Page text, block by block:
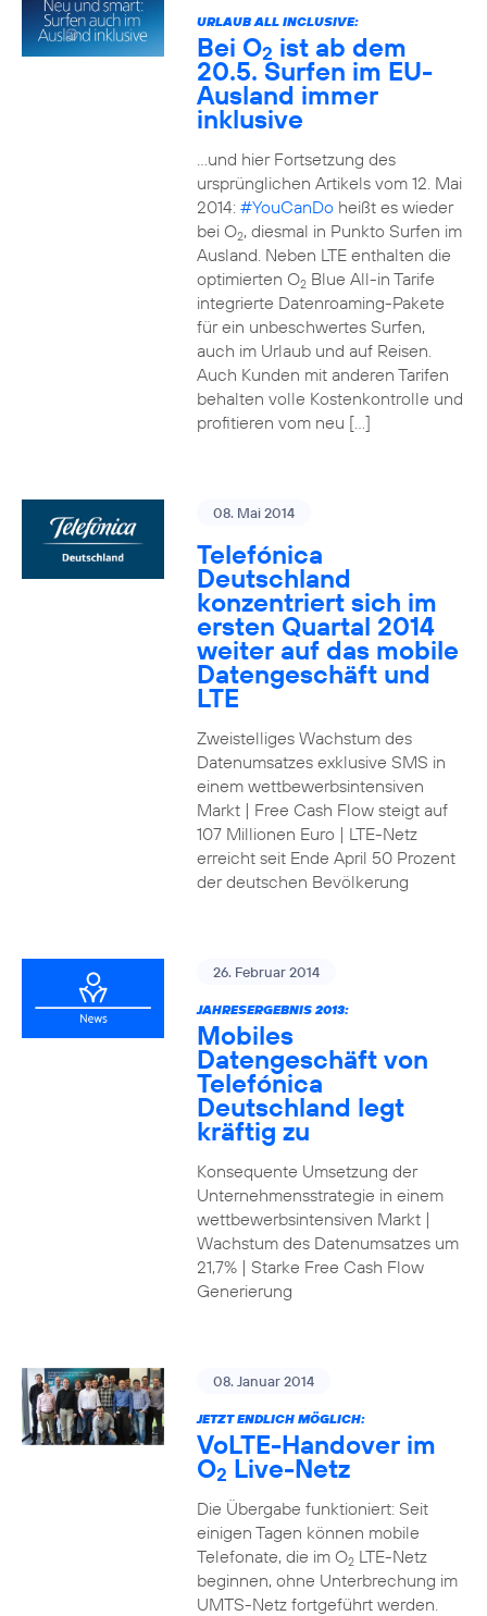
URLAUB ALL INCLUSIVE:
Bei O2 ist ab dem
20.5. Surfen im EU-
Ausland immer
inklusive
…und hier Fortsetzung des
ursprünglichen Artikels vom 12. Mai
2014: #YouCanDoheißt es wieder
bei O2, diesmal in Punkto Surfen im
Ausland. Neben LTE enthalten die
optimierten O2Blue All-in Tarife
integrierte Datenroaming-Pakete
für ein unbeschwertes Surfen,
auch im Urlaub und auf Reisen.
Auch Kunden mit anderen Tarifen
behalten volle Kostenkontrolle und
profitieren vom neu […]
08. Mai 2014
Telefónica
Deutschland
konzentriert sich im
ersten Quartal 2014
weiter auf das mobile
Datengeschäft und
LTE
Zweistelliges Wachstum des
Datenumsatzes exklusive SMS in
einem wettbewerbsintensiven
Markt | Free Cash Flow steigt auf
107 Millionen Euro | LTE-Netz
erreicht seit Ende April 50 Prozent
der deutschen Bevölkerung
26. Februar 2014
JAHRESERGEBNIS 2013:
Mobiles
Datengeschäft von
Telefónica
Deutschland legt
kräftig zu
Konsequente Umsetzung der
Unternehmensstrategie in einem
wettbewerbsintensiven Markt |
Wachstum des Datenumsatzes um
21,7% | Starke Free Cash Flow
Generierung
08. Januar 2014
JETZT ENDLICH MÖGLICH:
VoLTE-Handover im
O2 Live-Netz
Die Übergabe funktioniert: Seit
einigen Tagen können mobile
Telefonate, die im O2LTE-Netz
beginnen, ohne Unterbrechung im
UMTS-Netz fortgeführt werden.